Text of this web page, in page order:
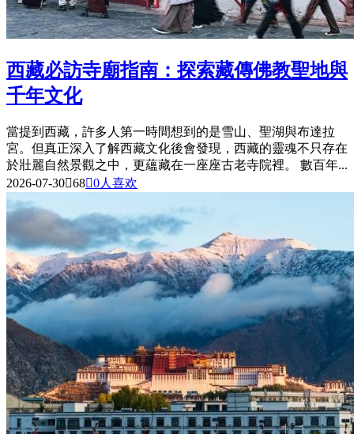
西藏必訪寺廟指南：探索藏傳佛教聖地與
千年文化
當提到西藏，許多人第一時間想到的是雪山、聖湖與布達拉
宮。但真正深入了解西藏文化後會發現，西藏的靈魂不只存在
於壯麗自然景觀之中，更蘊藏在一座座古老寺院裡。 數百年...
2026-07-30680人喜欢